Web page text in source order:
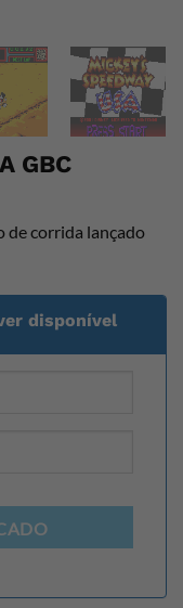
GBC
de corrida lançado
disponível